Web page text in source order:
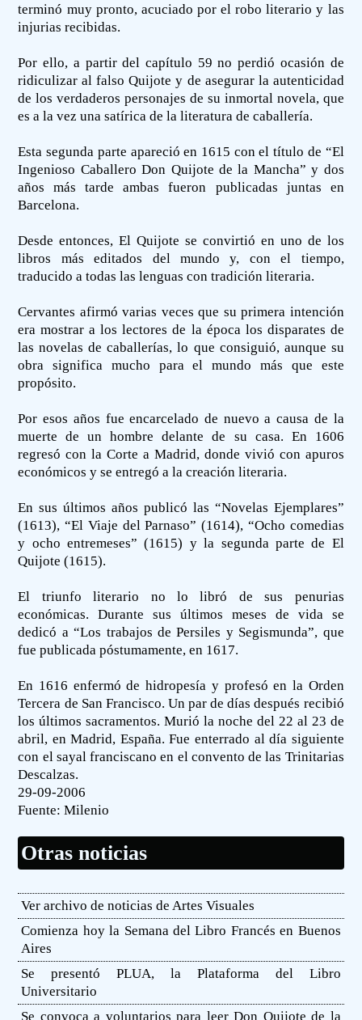
terminó muy pronto, acuciado por el robo literario y las
injurias recibidas.
Por ello, a partir del capítulo 59 no perdió ocasión de
ridiculizar al falso Quijote y de asegurar la autenticidad
de los verdaderos personajes de su inmortal novela, que
es a la vez una satírica de la literatura de caballería.
Esta segunda parte apareció en 1615 con el título de “El
Ingenioso Caballero Don Quijote de la Mancha” y dos
años más tarde ambas fueron publicadas juntas en
Barcelona.
Desde entonces, El Quijote se convirtió en uno de los
libros más editados del mundo y, con el tiempo,
traducido a todas las lenguas con tradición literaria.
Cervantes afirmó varias veces que su primera intención
era mostrar a los lectores de la época los disparates de
las novelas de caballerías, lo que consiguió, aunque su
obra significa mucho para el mundo más que este
propósito.
Por esos años fue encarcelado de nuevo a causa de la
muerte de un hombre delante de su casa. En 1606
regresó con la Corte a Madrid, donde vivió con apuros
económicos y se entregó a la creación literaria.
En sus últimos años publicó las “Novelas Ejemplares”
(1613), “El Viaje del Parnaso” (1614), “Ocho comedias
y ocho entremeses” (1615) y la segunda parte de El
Quijote (1615).
El triunfo literario no lo libró de sus penurias
económicas. Durante sus últimos meses de vida se
dedicó a “Los trabajos de Persiles y Segismunda”, que
fue publicada póstumamente, en 1617.
En 1616 enfermó de hidropesía y profesó en la Orden
Tercera de San Francisco. Un par de días después recibió
los últimos sacramentos. Murió la noche del 22 al 23 de
abril, en Madrid, España. Fue enterrado al día siguiente
con el sayal franciscano en el convento de las Trinitarias
Descalzas.
29-09-2006
Fuente:Milenio
Otras noticias
Ver archivo de noticias de Artes Visuales
Comienza hoy la Semana del Libro Francés en Buenos
Aires
Se presentó PLUA, la Plataforma del Libro
Universitario
Se convoca a voluntarios para leer Don Quijote de la